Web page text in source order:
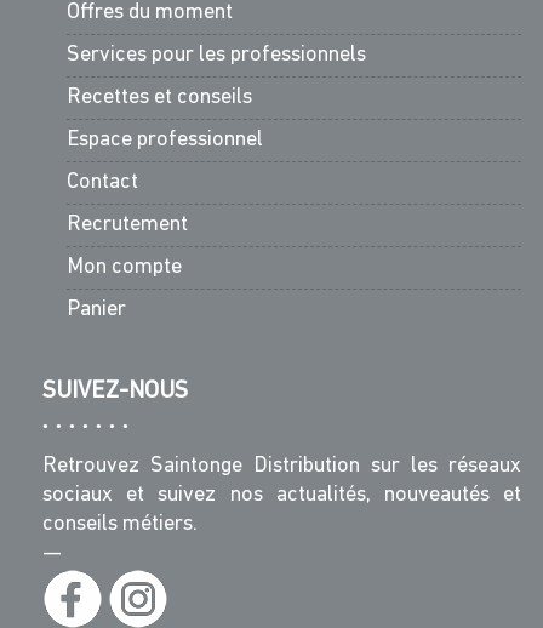
Offres du moment
Services pour les professionnels
Recettes et conseils
Espace professionnel
Contact
Recrutement
Mon compte
Panier
SUIVEZ-NOUS
Retrouvez Saintonge Distribution sur les réseaux
sociaux et suivez nos actualités, nouveautés et
conseils métiers.
—